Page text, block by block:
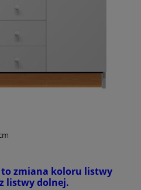
zmiana koloru listwy
listwy dolnej.